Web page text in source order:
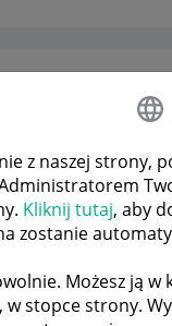
z naszej strony,
Kliknij tutaj, aby
zostanie
Możesz ją w
, w stopce strony.